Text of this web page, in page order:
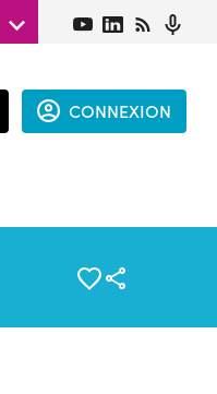
CONNEXION